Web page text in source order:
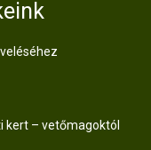
kert – vetőmagoktól